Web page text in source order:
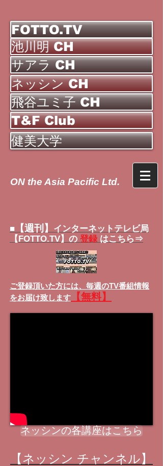
FOTTO.TV
池川明 CH
サアラ CH
ネッシン CH
飛谷ユミ子 CH
T&F Club
健美大学
ON the Asia Pacific Ltd.
■ 【週刊】
インターネットテレビ局
【FOTTO.TV】の 登録 はこちら⇒
ご登録頂いた方には、 毎週のTV番組情報
をお届け致します
【無料】
ネッシンの各講座はこちら
【ネッシン チャンネル】